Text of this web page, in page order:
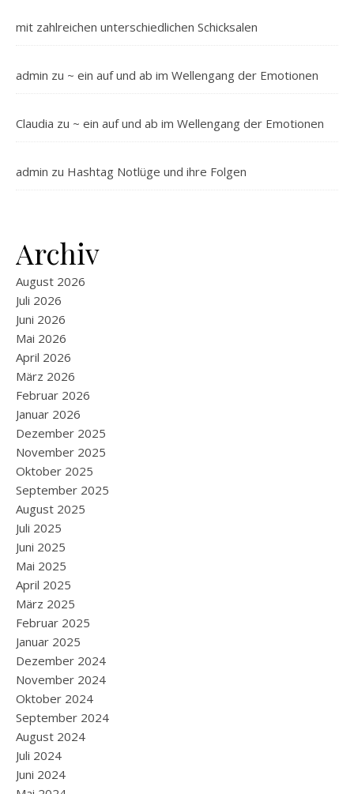
mit zahlreichen unterschiedlichen Schicksalen
admin zu ~ ein auf und ab im Wellengang der Emotionen
Claudia zu ~ ein auf und ab im Wellengang der Emotionen
admin zu Hashtag Notlüge und ihre Folgen
Archiv
August 2026
Juli 2026
Juni 2026
Mai 2026
April 2026
März 2026
Februar 2026
Januar 2026
Dezember 2025
November 2025
Oktober 2025
September 2025
August 2025
Juli 2025
Juni 2025
Mai 2025
April 2025
März 2025
Februar 2025
Januar 2025
Dezember 2024
November 2024
Oktober 2024
September 2024
August 2024
Juli 2024
Juni 2024